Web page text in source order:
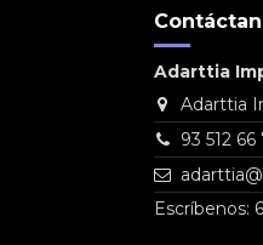
Adarttia
Adarttia
93 512 66
Escríbenos: